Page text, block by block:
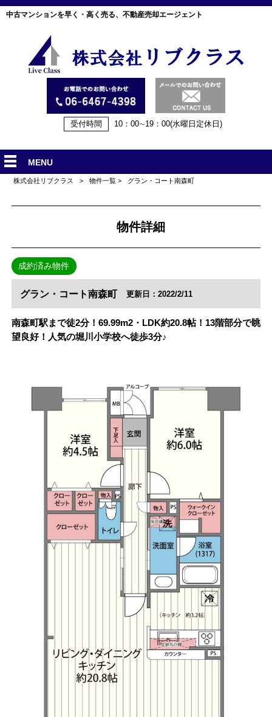
中古マンションを早く・高く売る、不動産売却エージェント
受付時間 10：00∼19：00(水曜日定休日)
MENU
株式会社リブクラス > 物件一覧 > グラン・コート南森町
物件詳細
成約済み物件
グラン・コート南森町 更新日：2022/2/11
南森町駅まで徒2分！69.99m2・LDK約20.8帖！13階部分で眺
望良好！人気の堀川小学校へ徒歩3分♪